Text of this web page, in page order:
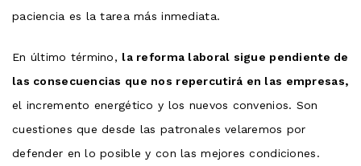
paciencia es la tarea más inmediata.
En último término, la reforma laboral sigue pendiente de
las consecuencias que nos repercutirá en las empresas,
el incremento energético y los nuevos convenios. Son
cuestiones que desde las patronales velaremos por
defender en lo posible y con las mejores condiciones.